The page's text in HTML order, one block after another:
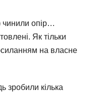
чинили опір…
Як тільки
на власне
зробили кілька